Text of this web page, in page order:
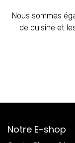
Nous sommes
de cuisine et
Notre E-shop